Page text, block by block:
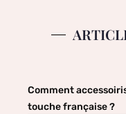
Comment
touche française ?